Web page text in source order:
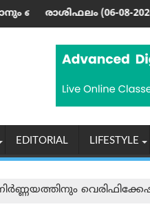
ഇറാൻ വിദേശകാര്യ
2026 വ്യാഴം)
EDITORIAL LIFESTYLE